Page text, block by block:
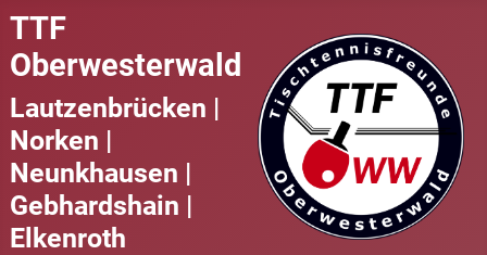
TTF
Oberwesterwald
Lautzenbrücken |
Norken |
Neunkhausen |
Gebhardshain |
Elkenroth